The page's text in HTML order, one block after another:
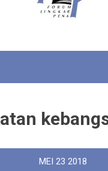
MEI 23 2018